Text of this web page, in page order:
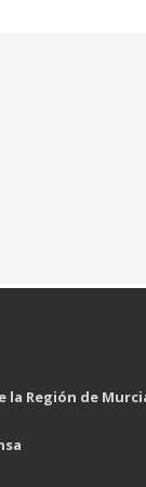
la Región de